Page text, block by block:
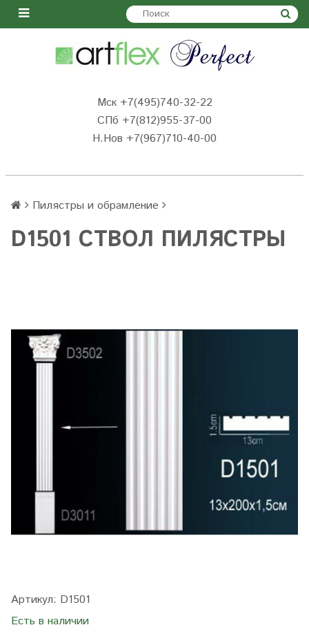
Мск +7(495)740-32-22
СПб +7(812)955-37-00
Н.Нов +7(967)710-40-00
Пилястры и обрамление
D1501 СТВОЛ ПИЛЯСТРЫ
Артикул: D1501
Есть в наличии